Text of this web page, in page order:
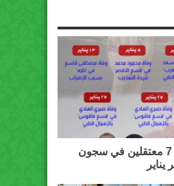
انفوجراف| ارتقاء 7 معتقلين في سجون